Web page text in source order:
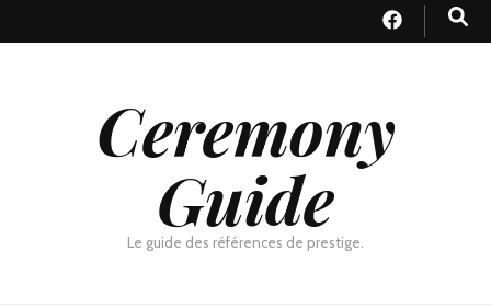
Ceremony
Guide
Le guide des références de prestige.